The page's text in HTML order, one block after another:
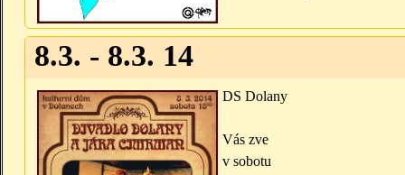
8.3. - 8.3. 14
DS Dolany
Vás zve
v sobotu